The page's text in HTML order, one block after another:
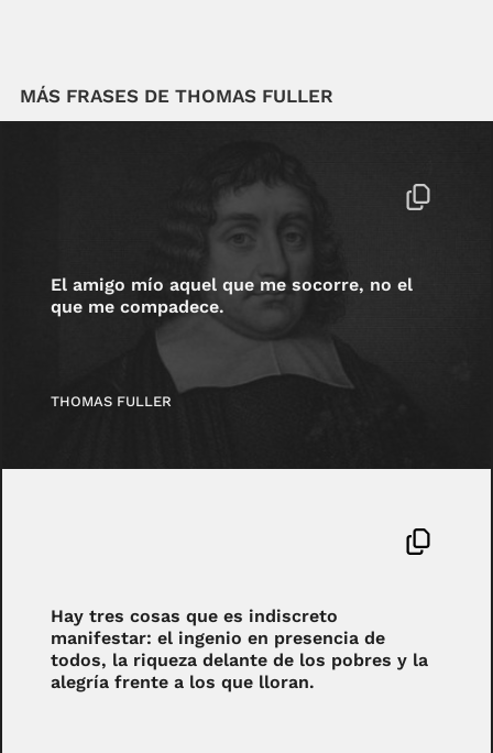
MÁS FRASES DE THOMAS FULLER
El amigo mío aquel que me socorre, no el
que me compadece.
THOMAS FULLER
Hay tres cosas que es indiscreto
manifestar: el ingenio en presencia de
todos, la riqueza delante de los pobres y la
alegría frente a los que lloran.